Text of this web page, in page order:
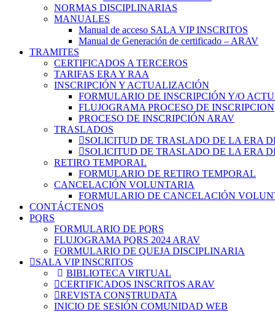
NORMAS DISCIPLINARIAS
MANUALES
Manual de acceso SALA VIP INSCRITOS
Manual de Generación de certificado – ARAV
TRAMITES
CERTIFICADOS A TERCEROS
TARIFAS ERA Y RAA
INSCRIPCIÓN Y ACTUALIZACIÓN
FORMULARIO DE INSCRIPCIÓN Y/O
FLUJOGRAMA PROCESO DE INSCRIPCION
PROCESO DE INSCRIPCIÓN ARAV
TRASLADOS
SOLICITUD DE TRASLADO DE LA ERA
SOLICITUD DE TRASLADO DE LA ERA
RETIRO TEMPORAL
FORMULARIO DE RETIRO TEMPORAL
CANCELACIÓN VOLUNTARIA
FORMULARIO DE CANCELACIÓN
CONTÁCTENOS
PQRS
FORMULARIO DE PQRS
FLUJOGRAMA PQRS 2024 ARAV
FORMULARIO DE QUEJA DISCIPLINARIA
SALA VIP INSCRITOS
BIBLIOTECA VIRTUAL
CERTIFICADOS INSCRITOS ARAV
REVISTA CONSTRUDATA
INICIO DE SESIÓN COMUNIDAD WEB